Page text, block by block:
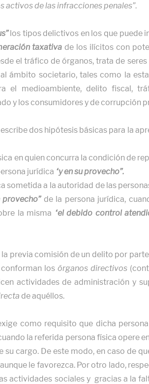
activos de las infracciones penales”.
los tipos delictivos en los que puede
taxativa de los ilícitos con
el tráfico de órganos, trata de
ámbito societario, tales como la
el medioambiente, delito fiscal,
y los consumidores y de corrupción
dos hipótesis básicas para la
en quien concurra la condición de
jurídica “y en su provecho”.
sometida a la autoridad de las
de la persona jurídica,
la misma “el debido control
previa comisión de un delito por
los órganos directivos
actividades de administración y
de aquéllos.
como requisito que dicha
la referida persona física opere
cargo. De este modo, en caso de
le favorezca. Por otro lado,
actividades sociales y gracias a la